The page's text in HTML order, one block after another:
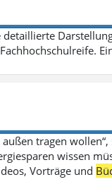
detaillierte
tragen
wissen
Vorträge und